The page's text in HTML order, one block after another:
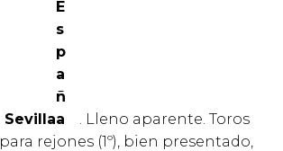
Sevilla
. Lleno aparente. Toros
, para rejones (1º), bien presentado,